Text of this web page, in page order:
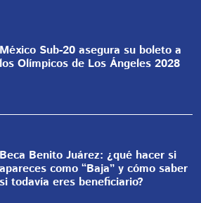
México Sub-20 asegura su boleto a
los Olímpicos de Los Ángeles 2028
Beca Benito Juárez: ¿qué hacer si
apareces como “Baja” y cómo saber
si todavía eres beneficiario?